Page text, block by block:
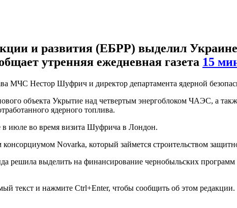
и развития (ЕБРР) выделил Украине
утренняя ежедневная газета 15
МЧС Нестор Шуфрич и директор департамента ядерной
объекта Укрытие над четвертым энергоблоком ЧАЭС, а
ядерного топлива.
июле во время визита Шуфрича в Лондон.
консорциумом Novarka, который займется строительством
решила выделить на финансирование чернобыльских программ
текст и нажмите Ctrl+Enter, чтобы сообщить об этом редакции.